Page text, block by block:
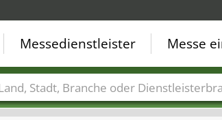
Messedienstleister Messe
Städte Branchen